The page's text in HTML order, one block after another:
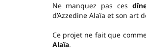
Ne manquez pas ces
d’Azzedine Alaïa et son art
Ce projet ne fait que
Alaïa.